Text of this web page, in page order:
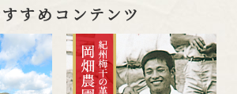
すめコンテンツ